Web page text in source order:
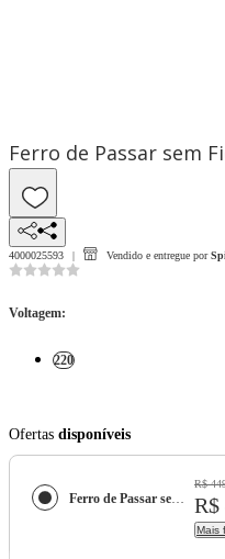
Ferro de Passar sem
4000025593 Vendido e entregue por
Voltagem:
220
Ofertas disponíveis
Ferro de Passar sem Fio 220V Oster
R$
R$
Mais